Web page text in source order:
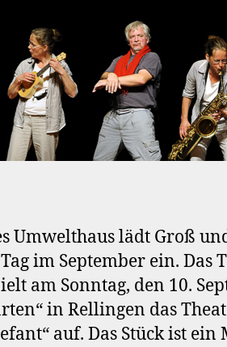
Umwelthaus lädt Groß
im September ein. Das
am Sonntag, den 10.
in Rellingen das
auf. Das Stück ist ein